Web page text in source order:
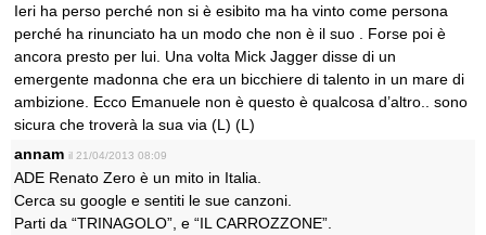
Ieri ha perso perché non si è esibito ma ha vinto come persona
perché ha rinunciato ha un modo che non è il suo . Forse poi è
ancora presto per lui. Una volta Mick Jagger disse di un
emergente madonna che era un bicchiere di talento in un mare di
ambizione. Ecco Emanuele non è questo è qualcosa d’altro.. sono
sicura che troverà la sua via (L) (L)
annam il 21/04/2013 08:09
ADE Renato Zero è un mito in Italia.
Cerca su google e sentiti le sue canzoni.
Parti da “TRINAGOLO”, e “IL CARROZZONE”.